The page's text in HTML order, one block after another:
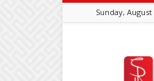
Sunday, August